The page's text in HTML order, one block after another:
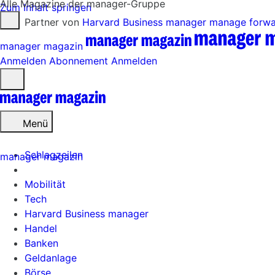
Zum Inhalt springen
Partner von Harvard Business manager manage
manager magazin
Anmelden Abonnement Anmelden
öffnen
Menü
Schlagzeilen
Mobilität
Tech
Harvard Business manager
Handel
Banken
Geldanlage
Börse
Alle Magazine der manager-Gruppe
manager magazin